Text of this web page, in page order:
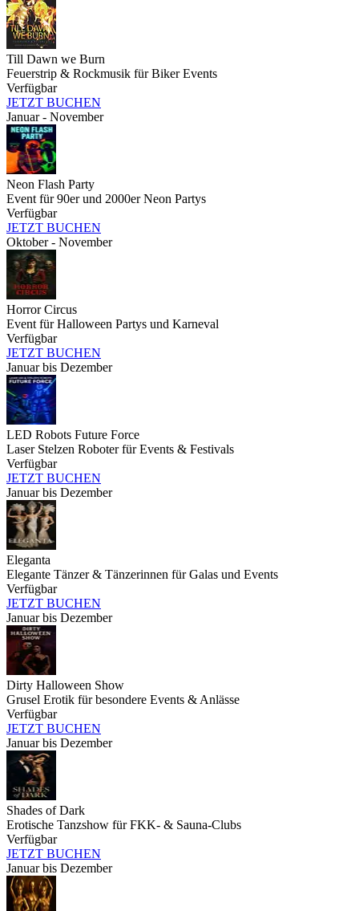
Till Dawn we Burn
Feuerstrip & Rockmusik für Biker Events
Verfügbar
JETZT BUCHEN
Januar - November
Neon Flash Party
Event für 90er und 2000er Neon Partys
Verfügbar
JETZT BUCHEN
Oktober - November
Horror Circus
Event für Halloween Partys und Karneval
Verfügbar
JETZT BUCHEN
Januar bis Dezember
LED Robots Future Force
Laser Stelzen Roboter für Events & Festivals
Verfügbar
JETZT BUCHEN
Januar bis Dezember
Eleganta
Elegante Tänzer & Tänzerinnen für Galas und Events
Verfügbar
JETZT BUCHEN
Januar bis Dezember
Dirty Halloween Show
Grusel Erotik für besondere Events & Anlässe
Verfügbar
JETZT BUCHEN
Januar bis Dezember
Shades of Dark
Erotische Tanzshow für FKK- & Sauna-Clubs
Verfügbar
JETZT BUCHEN
Januar bis Dezember